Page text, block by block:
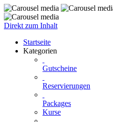
Direkt zum Inhalt
Startseite
Kategorien
Gutscheine
Reservierungen
Packages
Kurse